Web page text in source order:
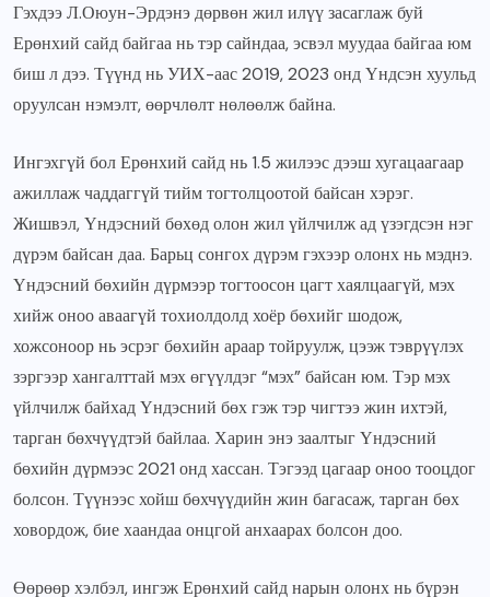
Гэхдээ Л.Оюун-Эрдэнэ дөрвөн жил илүү засаглаж буй
Ерөнхий сайд байгаа нь тэр сайндаа, эсвэл муудаа байгаа юм
биш л дээ. Түүнд нь УИХ-аас 2019, 2023 онд Үндсэн хуульд
оруулсан нэмэлт, өөрчлөлт нөлөөлж байна.
Ингэхгүй бол Ерөнхий сайд нь 1.5 жилээс дээш хугацаагаар
ажиллаж чаддаггүй тийм тогтолцоотой байсан хэрэг.
Жишвэл, Үндэсний бөхөд олон жил үйлчилж ад үзэгдсэн нэг
дүрэм байсан даа. Барьц сонгох дүрэм гэхээр олонх нь мэднэ.
Үндэсний бөхийн дүрмээр тогтоосон цагт хаялцаагүй, мэх
хийж оноо аваагүй тохиолдолд хоёр бөхийг шодож,
хожсоноор нь эсрэг бөхийн араар тойруулж, цээж тэврүүлэх
зэргээр хангалттай мэх өгүүлдэг “мэх” байсан юм. Тэр мэх
үйлчилж байхад Үндэсний бөх гэж тэр чигтээ жин ихтэй,
тарган бөхчүүдтэй байлаа. Харин энэ заалтыг Үндэсний
бөхийн дүрмээс 2021 онд хассан. Тэгээд цагаар оноо тооцдог
болсон. Түүнээс хойш бөхчүүдийн жин багасаж, тарган бөх
ховордож, бие хаандаа онцгой анхаарах болсон доо.
Өөрөөр хэлбэл, ингэж Ерөнхий сайд нарын олонх нь бүрэн